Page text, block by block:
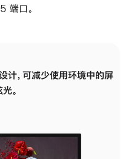
端口。
计，可减少使用环境中的屏
。